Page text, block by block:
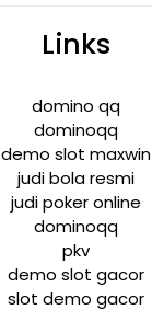
Links
domino qq
dominoqq
demo slot maxwin
judi bola resmi
judi poker online
dominoqq
pkv
demo slot gacor
slot demo gacor